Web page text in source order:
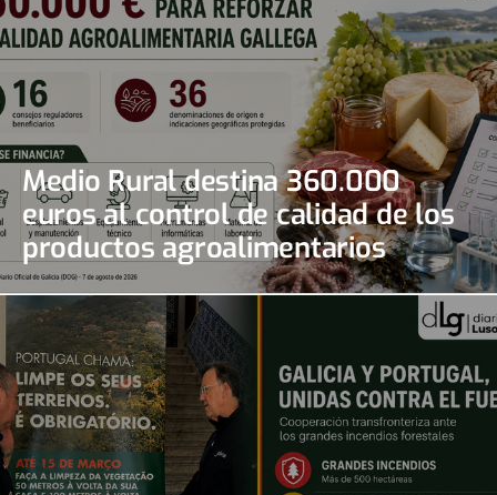
Medio Rural destina 360.000
euros al control de calidad de los
productos agroalimentarios
gallegos